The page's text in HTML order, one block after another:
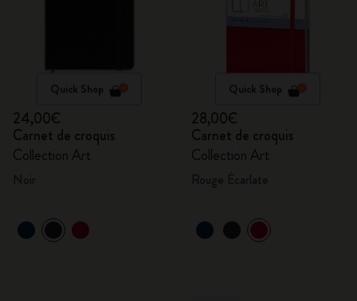
Quick Shop
24,00€
Carnet de croquis
Collection Art
Quick Shop
28,00€
Carnet de croquis
Collection Art